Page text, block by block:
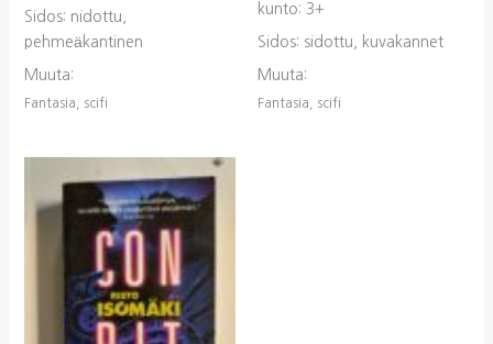
Sidos: nidottu,
pehmeäkantinen
Muuta:
Fantasia, scifi
kunto: 3+
Sidos: sidottu, kuvakannet
Muuta:
Fantasia, scifi